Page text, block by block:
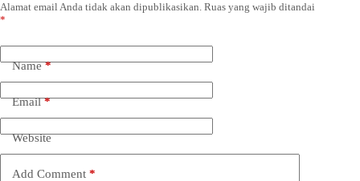
Alamat email Anda tidak akan dipublikasikan. Ruas yang wajib ditandai
*
Name*
Email*
Website
Add Comment *